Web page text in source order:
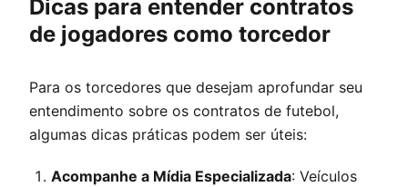
Dicas para entender contratos
de jogadores como torcedor
Para os torcedores que desejam aprofundar seu
entendimento sobre os contratos de futebol,
algumas dicas práticas podem ser úteis:
Acompanhe a Mídia Especializada: Veículos